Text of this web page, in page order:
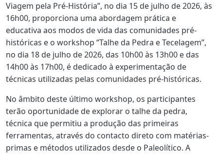
Viagem pela Pré-História”, no dia 15 de julho de 2026, às
16h00, proporciona uma abordagem prática e
educativa aos modos de vida das comunidades pré-
históricas e o workshop “Talhe da Pedra e Tecelagem”,
no dia 18 de julho de 2026, das 10h00 às 13h00 e das
14h00 às 17h00, é dedicado à experimentação de
técnicas utilizadas pelas comunidades pré-históricas.
No âmbito deste último workshop, os participantes
terão oportunidade de explorar o talhe da pedra,
técnica que permitiu a produção das primeiras
ferramentas, através do contacto direto com matérias-
primas e métodos utilizados desde o Paleolítico. A